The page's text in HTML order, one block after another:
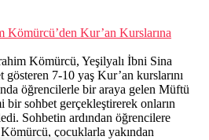
Kur’an Kurslarına
Kömürcü, Yeşilyalı İbni Sina
7-10 yaş Kur’an kurslarını
öğrencilerle bir araya gelen Müftü
sohbet gerçekleştirerek onların
Sohbetin ardından öğrencilere
çocuklarla yakından